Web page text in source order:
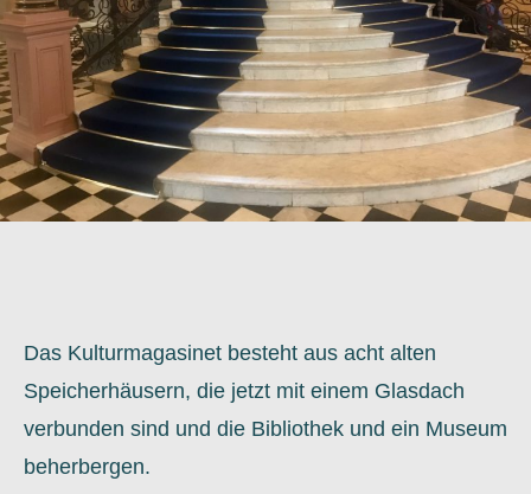
Das Kulturmagasinet besteht aus acht alten
Speicherhäusern, die jetzt mit einem Glasdach
verbunden sind und die Bibliothek und ein Museum
beherbergen.